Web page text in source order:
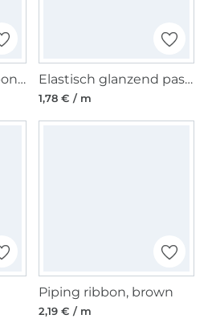
Elastisch Piping ribbon, lime Elastisch glanzend paspelband, marineblauw 10 mm
1,78 € / m
Piping ribbon, brown
2,19 € / m